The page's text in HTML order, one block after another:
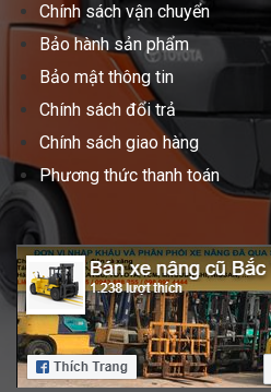
Chính sách vận chuyển
Bảo hành sản phẩm
Bảo mật thông tin
Chính sách đổi trả
Chính sách giao hàng
Phương thức thanh toán